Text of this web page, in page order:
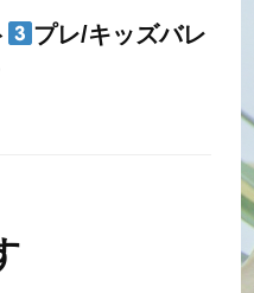
プレ/キッズバレ